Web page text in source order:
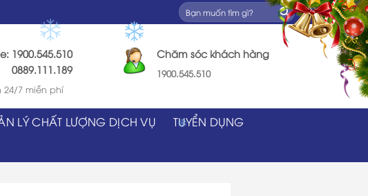
1900.545.510
24/7 miễn phí
Chăm sóc khách hàng
1900.545.510
LÝ CHẤT LƯỢNG DỊCH VỤ
TUYỂN DỤNG